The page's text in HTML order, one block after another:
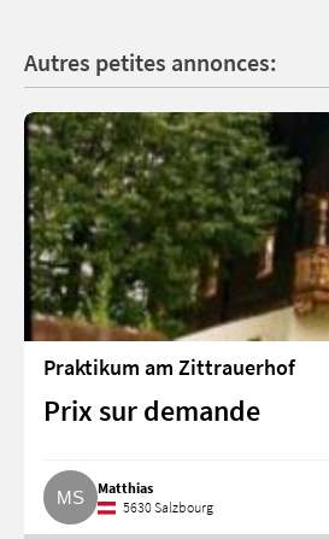
Autres petites annonces:
Praktikum am Zittrauerhof
Prix sur demande
Matthias
5630 Salzbourg